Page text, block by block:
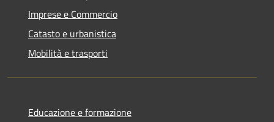
Imprese e Commercio
Catasto e urbanistica
Mobilità e trasporti
Educazione e formazione